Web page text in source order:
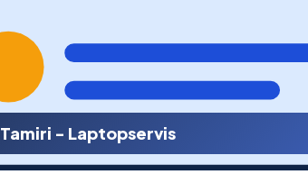
- Laptopservis